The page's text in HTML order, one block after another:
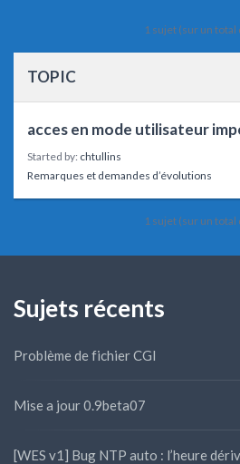
1 sujet (sur un total
TOPIC
acces en mode utilisateur
Started by: chtullins
Remarques et demandes d’évolutions
1 sujet (sur un total
Sujets récents
Problème de fichier CGI
Mise a jour 0.9beta07
[WES v1] Bug NTP auto : l’heure